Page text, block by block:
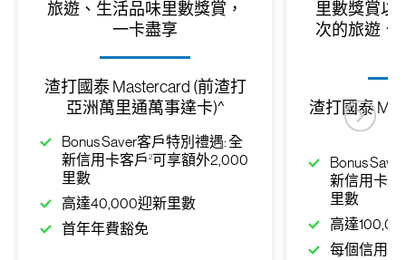
旅遊、生活品味里數獎賞，
一卡盡享
渣打國泰 Mastercard (前渣打
亞洲萬里通萬事達卡)^
Bonus Saver客戶特別禮遇: 全
新信用卡客戶 2 可享額外2,000
里數
高達40,000迎新里數
首年年費豁免
里數獎賞以
次的旅遊、
渣打國泰
Bonus
新信用卡客
里數
高達
每個信用